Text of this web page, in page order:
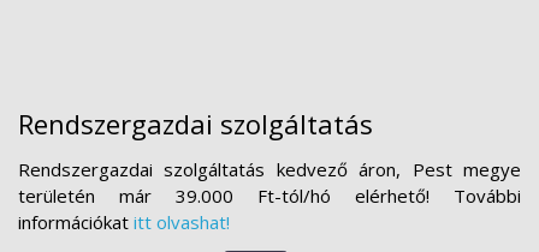
Rendszergazdai szolgáltatás
Rendszergazdai szolgáltatás kedvező áron, Pest megye
területén már 39.000 Ft-tól/hó elérhető! További
információkat itt olvashat!